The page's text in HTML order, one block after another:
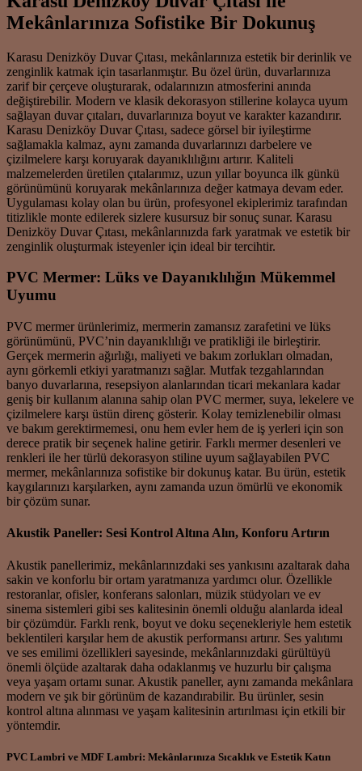
Mekânlarınıza Sofistike Bir Dokunuş
Karasu Denizköy Duvar Çıtası, mekânlarınıza estetik bir derinlik ve
zenginlik katmak için tasarlanmıştır. Bu özel ürün, duvarlarınıza
zarif bir çerçeve oluşturarak, odalarınızın atmosferini anında
değiştirebilir. Modern ve klasik dekorasyon stillerine kolayca uyum
sağlayan duvar çıtaları, duvarlarınıza boyut ve karakter kazandırır.
Karasu Denizköy Duvar Çıtası, sadece görsel bir iyileştirme
sağlamakla kalmaz, aynı zamanda duvarlarınızı darbelere ve
çizilmelere karşı koruyarak dayanıklılığını artırır. Kaliteli
malzemelerden üretilen çıtalarımız, uzun yıllar boyunca ilk günkü
görünümünü koruyarak mekânlarınıza değer katmaya devam eder.
Uygulaması kolay olan bu ürün, profesyonel ekiplerimiz tarafından
titizlikle monte edilerek sizlere kusursuz bir sonuç sunar. Karasu
Denizköy Duvar Çıtası, mekânlarınızda fark yaratmak ve estetik bir
zenginlik oluşturmak isteyenler için ideal bir tercihtir.
PVC Mermer: Lüks ve Dayanıklılığın Mükemmel
Uyumu
PVC mermer ürünlerimiz, mermerin zamansız zarafetini ve lüks
görünümünü, PVC’nin dayanıklılığı ve pratikliği ile birleştirir.
Gerçek mermerin ağırlığı, maliyeti ve bakım zorlukları olmadan,
aynı görkemli etkiyi yaratmanızı sağlar. Mutfak tezgahlarından
banyo duvarlarına, resepsiyon alanlarından ticari mekanlara kadar
geniş bir kullanım alanına sahip olan PVC mermer, suya, lekelere ve
çizilmelere karşı üstün direnç gösterir. Kolay temizlenebilir olması
ve bakım gerektirmemesi, onu hem evler hem de iş yerleri için son
derece pratik bir seçenek haline getirir. Farklı mermer desenleri ve
renkleri ile her türlü dekorasyon stiline uyum sağlayabilen PVC
mermer, mekânlarınıza sofistike bir dokunuş katar. Bu ürün, estetik
kaygılarınızı karşılarken, aynı zamanda uzun ömürlü ve ekonomik
bir çözüm sunar.
Akustik Paneller: Sesi Kontrol Altına Alın, Konforu Artırın
Akustik panellerimiz, mekânlarınızdaki ses yankısını azaltarak daha
sakin ve konforlu bir ortam yaratmanıza yardımcı olur. Özellikle
restoranlar, ofisler, konferans salonları, müzik stüdyoları ve ev
sinema sistemleri gibi ses kalitesinin önemli olduğu alanlarda ideal
bir çözümdür. Farklı renk, boyut ve doku seçenekleriyle hem estetik
beklentileri karşılar hem de akustik performansı artırır. Ses yalıtımı
ve ses emilimi özellikleri sayesinde, mekânlarınızdaki gürültüyü
önemli ölçüde azaltarak daha odaklanmış ve huzurlu bir çalışma
veya yaşam ortamı sunar. Akustik paneller, aynı zamanda mekânlara
modern ve şık bir görünüm de kazandırabilir. Bu ürünler, sesin
kontrol altına alınması ve yaşam kalitesinin artırılması için etkili bir
yöntemdir.
PVC Lambri ve MDF Lambri: Mekânlarınıza Sıcaklık ve Estetik Katın